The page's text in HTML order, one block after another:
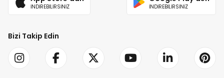
İNDİREBİLİRSİNİZ İNDİREBİLİRSİNİZ
Bizi Takip Edin